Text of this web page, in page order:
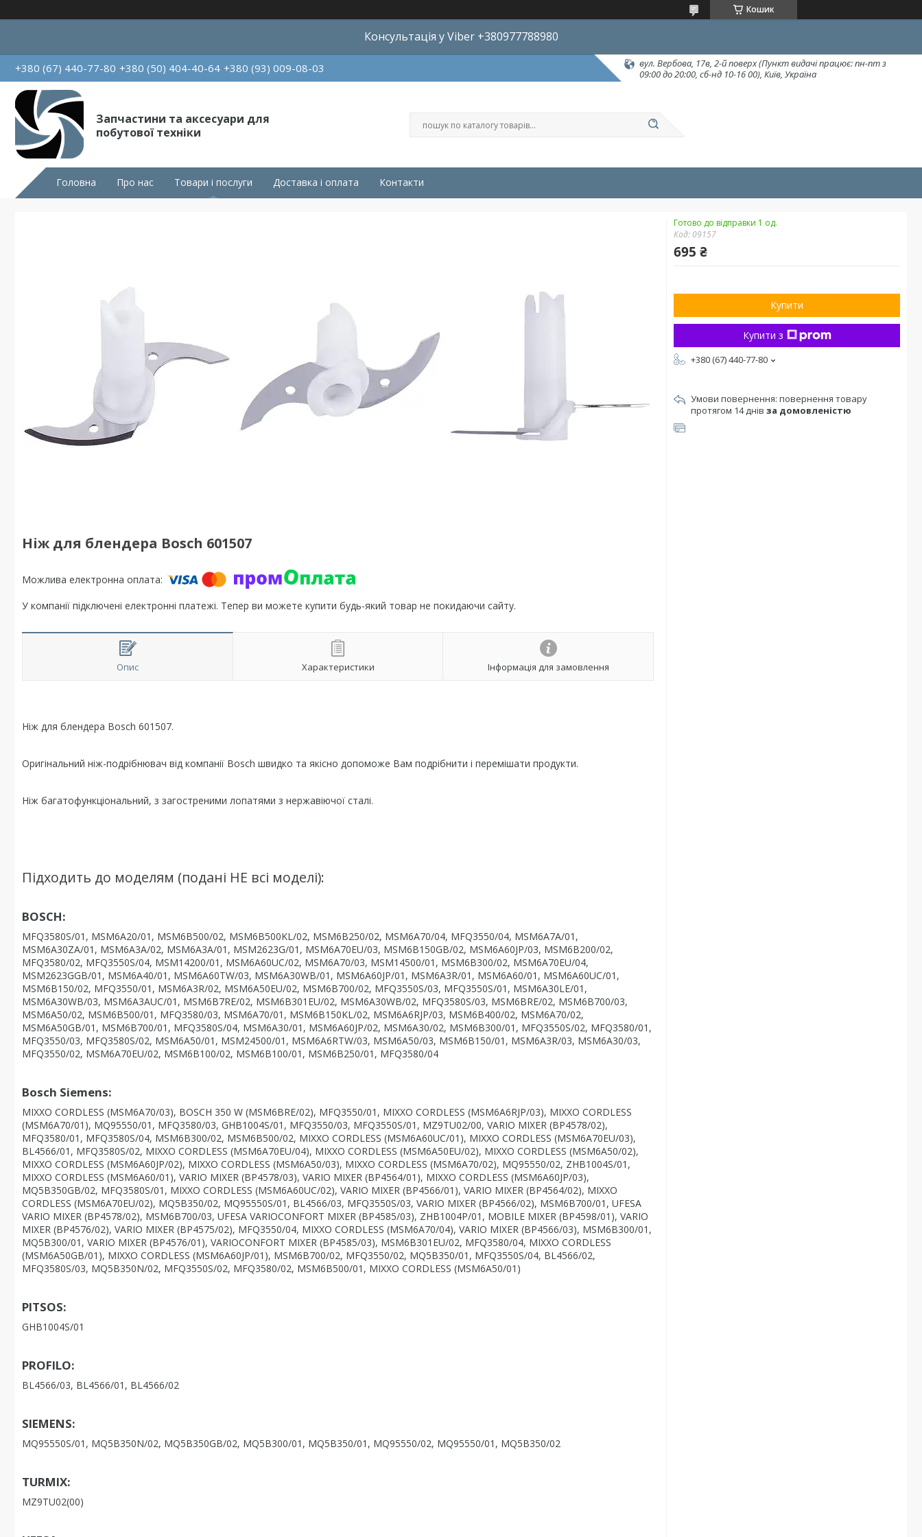
Кошик
Консультація у Viber +380977788980
+380 (67) 440-77-80 +380 (50) 404-40-64 +380 (93) 009-08-03
вул. Вербова, 17в, 2-й поверх (Пункт видачі працює: пн-пт з
09:00 до 20:00, сб-нд 10-16 00), Київ, Україна
Запчастини та аксесуари для
побутової техніки
Головна Про нас Товари і послуги Доставка і оплата Контакти
Ніж для блендера Bosch 601507
У компанії підключені електронні платежі. Тепер ви можете купити будь-який товар не покидаючи сайту.
Опис Характеристики Інформація для замовлення
Ніж для блендера Bosch 601507.
Оригінальний ніж-подрібнювач від компанії Bosch швидко та якісно допоможе Вам подрібнити і перемішати продукти.
Ніж багатофункціональний, з загостреними лопатями з нержавіючої сталі.
Підходить до моделям (подані НЕ всі моделі):
BOSCH:
MFQ3580S/01, MSM6A20/01, MSM6B500/02, MSM6B500KL/02, MSM6B250/02, MSM6A70/04, MFQ3550/04, MSM6A7A/01,
MSM6A30ZA/01, MSM6A3A/02, MSM6A3A/01, MSM2623G/01, MSM6A70EU/03, MSM6B150GB/02, MSM6A60JP/03, MSM6B200/02,
MFQ3580/02, MFQ3550S/04, MSM14200/01, MSM6A60UC/02, MSM6A70/03, MSM14500/01, MSM6B300/02, MSM6A70EU/04,
MSM2623GGB/01, MSM6A40/01, MSM6A60TW/03, MSM6A30WB/01, MSM6A60JP/01, MSM6A3R/01, MSM6A60/01, MSM6A60UC/01,
MSM6B150/02, MFQ3550/01, MSM6A3R/02, MSM6A50EU/02, MSM6B700/02, MFQ3550S/03, MFQ3550S/01, MSM6A30LE/01,
MSM6A30WB/03, MSM6A3AUC/01, MSM6B7RE/02, MSM6B301EU/02, MSM6A30WB/02, MFQ3580S/03, MSM6BRE/02, MSM6B700/03,
MSM6A50/02, MSM6B500/01, MFQ3580/03, MSM6A70/01, MSM6B150KL/02, MSM6A6RJP/03, MSM6B400/02, MSM6A70/02,
MSM6A50GB/01, MSM6B700/01, MFQ3580S/04, MSM6A30/01, MSM6A60JP/02, MSM6A30/02, MSM6B300/01, MFQ3550S/02, MFQ3580/01,
MFQ3550/03, MFQ3580S/02, MSM6A50/01, MSM24500/01, MSM6A6RTW/03, MSM6A50/03, MSM6B150/01, MSM6A3R/03, MSM6A30/03,
MFQ3550/02, MSM6A70EU/02, MSM6B100/02, MSM6B100/01, MSM6B250/01, MFQ3580/04
Bosch Siemens:
MIXXO CORDLESS (MSM6A70/03), BOSCH 350 W (MSM6BRE/02), MFQ3550/01, MIXXO CORDLESS (MSM6A6RJP/03), MIXXO CORDLESS
(MSM6A70/01), MQ95550/01, MFQ3580/03, GHB1004S/01, MFQ3550/03, MFQ3550S/01, MZ9TU02/00, VARIO MIXER (BP4578/02),
MFQ3580/01, MFQ3580S/04, MSM6B300/02, MSM6B500/02, MIXXO CORDLESS (MSM6A60UC/01), MIXXO CORDLESS (MSM6A70EU/03),
BL4566/01, MFQ3580S/02, MIXXO CORDLESS (MSM6A70EU/04), MIXXO CORDLESS (MSM6A50EU/02), MIXXO CORDLESS (MSM6A50/02),
MIXXO CORDLESS (MSM6A60JP/02), MIXXO CORDLESS (MSM6A50/03), MIXXO CORDLESS (MSM6A70/02), MQ95550/02, ZHB1004S/01,
MIXXO CORDLESS (MSM6A60/01), VARIO MIXER (BP4578/03), VARIO MIXER (BP4564/01), MIXXO CORDLESS (MSM6A60JP/03),
MQ5B350GB/02, MFQ3580S/01, MIXXO CORDLESS (MSM6A60UC/02), VARIO MIXER (BP4566/01), VARIO MIXER (BP4564/02), MIXXO
CORDLESS (MSM6A70EU/02), MQ5B350/02, MQ95550S/01, BL4566/03, MFQ3550S/03, VARIO MIXER (BP4566/02), MSM6B700/01, UFESA
VARIO MIXER (BP4578/02), MSM6B700/03, UFESA VARIOCONFORT MIXER (BP4585/03), ZHB1004P/01, MOBILE MIXER (BP4598/01), VARIO
MIXER (BP4576/02), VARIO MIXER (BP4575/02), MFQ3550/04, MIXXO CORDLESS (MSM6A70/04), VARIO MIXER (BP4566/03), MSM6B300/01,
MQ5B300/01, VARIO MIXER (BP4576/01), VARIOCONFORT MIXER (BP4585/03), MSM6B301EU/02, MFQ3580/04, MIXXO CORDLESS
(MSM6A50GB/01), MIXXO CORDLESS (MSM6A60JP/01), MSM6B700/02, MFQ3550/02, MQ5B350/01, MFQ3550S/04, BL4566/02,
MFQ3580S/03, MQ5B350N/02, MFQ3550S/02, MFQ3580/02, MSM6B500/01, MIXXO CORDLESS (MSM6A50/01)
PITSOS:
GHB1004S/01
PROFILO:
BL4566/03, BL4566/01, BL4566/02
SIEMENS:
MQ95550S/01, MQ5B350N/02, MQ5B350GB/02, MQ5B300/01, MQ5B350/01, MQ95550/02, MQ95550/01, MQ5B350/02
TURMIX:
MZ9TU02(00)
Готово до відправки 1 од.
Код: 09157
695 ₴
Купити
Купити з
+380 (67) 440-77-80
повернення товару
протягом 14 днів за домовленістю